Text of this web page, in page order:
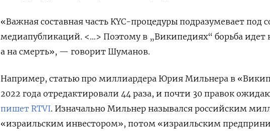
«Важная составная часть KYC-процедуры подразумевает под
медиапубликаций. <…> Поэтому в „Википедиях“ борьба идет
а на смерть», — говорит Шуманов.
Например, статью про миллиардера Юрия Мильнера в
2022 года отредактировали 44 раза, и почти 30 правок
пишет RTVI. Изначально Мильнер назывался российским
«израильским инвестором», потом «израильским